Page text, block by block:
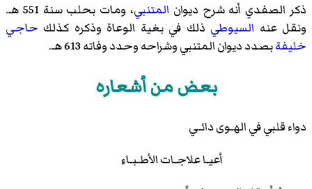
ذكر الصفدي أنه شرح ديوان المتنبي
، ومات بحلب سنة 551 هـ.
ونقل عنه السيوطي ذلك في بغية الوعاة وذكره كذلك حاجي
خليفةبصدد ديوان المتنبي وشراحه وحدد وفاته 613 هـ.
بعض من أشعاره
دواء قلبي في الهـوى دائـي
أعيـا علاجـات الأطـبـاءِ